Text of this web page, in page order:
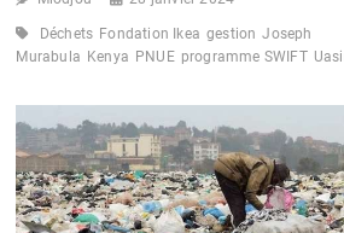
Déchets Fondation Ikea gestion Joseph
Murabula Kenya PNUE programme SWIFT